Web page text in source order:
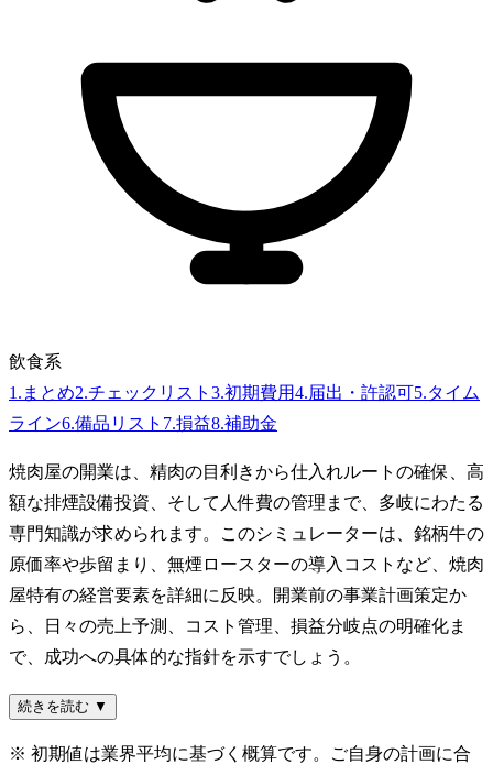
飲食系
1 . まとめ2.チェックリスト 3.初期費用4.届出・許認可5.タイム
ライン6.備品リスト 7.損益8.補助金
焼肉屋の開業は、精肉の目利きから仕入れルートの確保、高
額な排煙設備投資、そして人件費の管理まで、多岐にわたる
専門知識が求められます。このシミュレーターは、銘柄牛の
原価率や歩留まり、無煙ロースターの導入コストなど、焼肉
屋特有の経営要素を詳細に反映。開業前の事業計画策定か
ら、日々の売上予測、コスト管理、損益分岐点の明確化ま
で、成功への具体的な指針を示すでしょう。
続きを読む ▼
※ 初期値は業界平均に基づく概算です。ご自身の計画に合